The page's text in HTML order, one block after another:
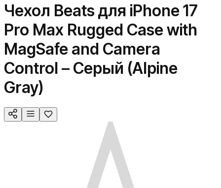
Чехол Beats для iPhone 17
Pro Max Rugged Case with
MagSafe and Camera
Control – Серый (Alpine
Gray)